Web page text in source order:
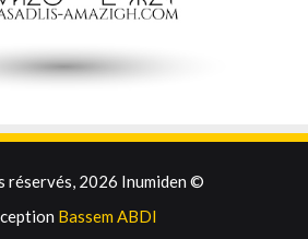
réservés, 2026 Inumiden ©
Bassem ABDI